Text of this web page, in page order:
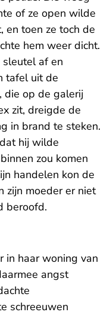
of ze open wilde
en toen ze toch de
hem weer dicht.
af en
tafel uit de
die op de galerij
zit, dreigde de
in brand te steken.
hij wilde
zou komen
handelen kon de
zijn moeder er niet
beroofd.
in haar woning van
angst
schreeuwen